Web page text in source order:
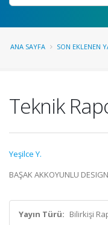
ANA SAYFA SON EKLENEN
Teknik
Yeşilce Y.
BAŞAK AKKOYUNLU
Yayın Türü: Bilirkişi